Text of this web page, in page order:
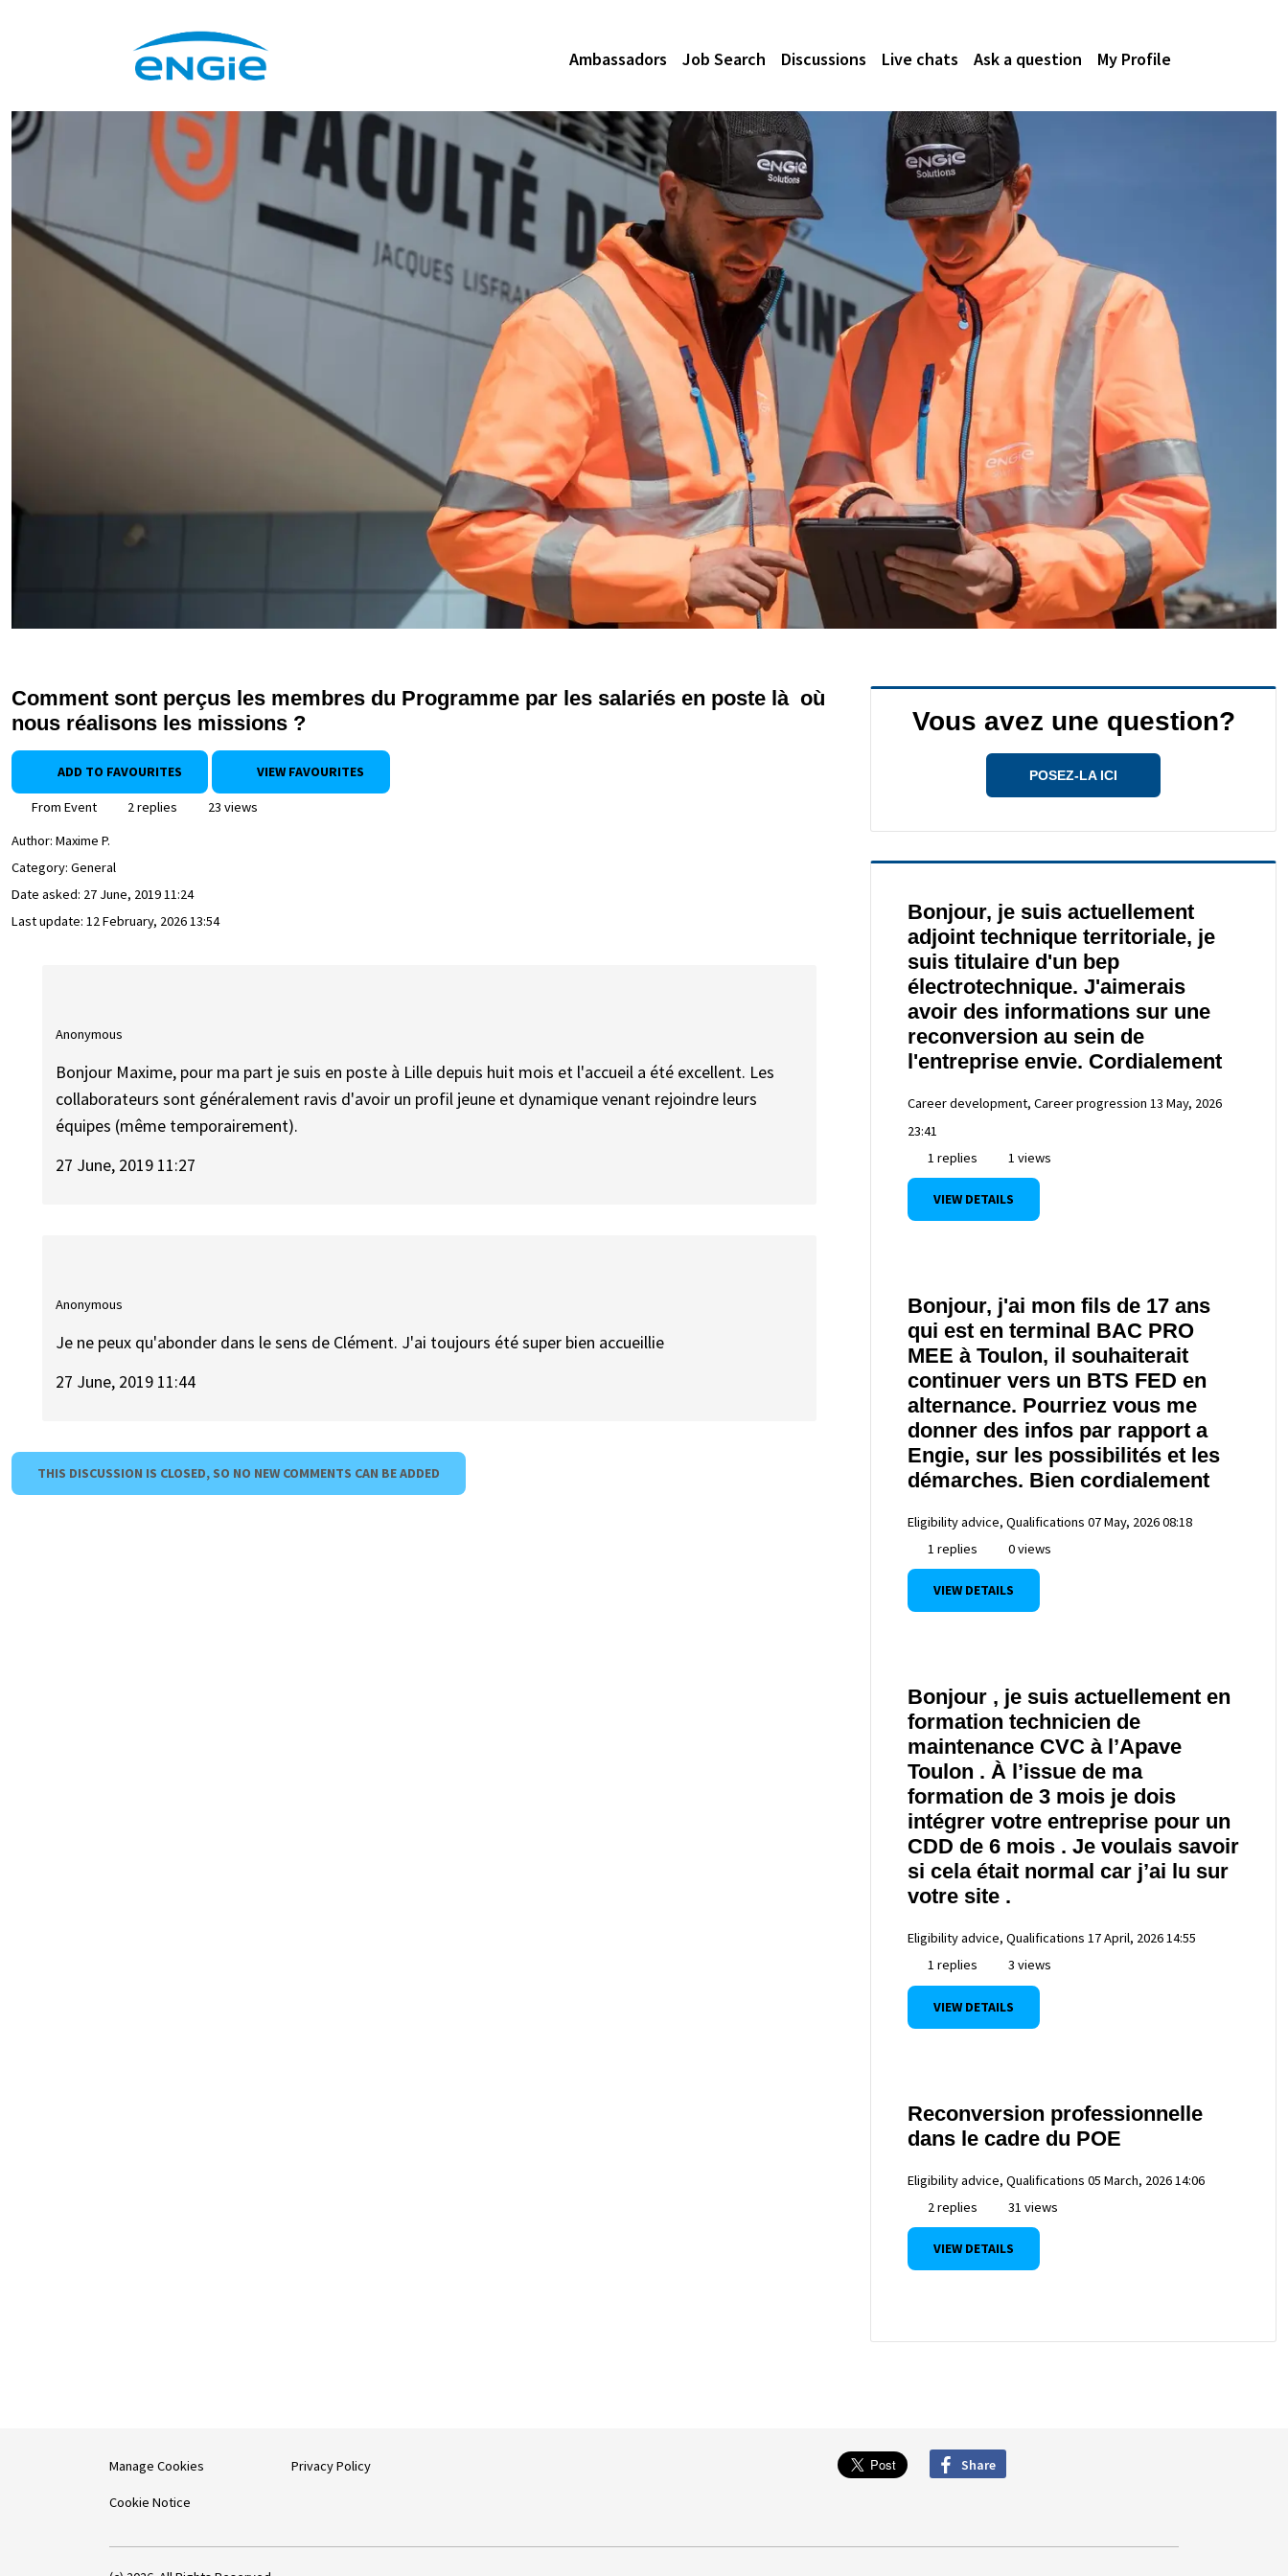
Ambassadors Job Search Discussions Live chats Ask a question My Profile
Comment sont perçus les membres du Programme par les salariés en poste là où
nous réalisons les missions ?
ADD TO FAVOURITES VIEW FAVOURITES
From Event 2 replies
23 views
Author: Maxime P.
Category: General
Date asked: 27 June, 2019 11:24
Last update: 12 February, 2026 13:54
Anonymous
Bonjour Maxime, pour ma part je suis en poste à Lille depuis huit mois et l'accueil a été excellent. Les
collaborateurs sont généralement ravis d'avoir un profil jeune et dynamique venant rejoindre leurs
équipes (même temporairement).
27 June, 2019 11:27
Anonymous
Je ne peux qu'abonder dans le sens de Clément. J'ai toujours été super bien accueillie
27 June, 2019 11:44
THIS DISCUSSION IS CLOSED, SO NO NEW COMMENTS CAN BE ADDED
Vous avez une question?
POSEZ-LA ICI
Bonjour, je suis actuellement
adjoint technique territoriale, je
suis titulaire d'un bep
électrotechnique. J'aimerais
avoir des informations sur une
reconversion au sein de
l'entreprise envie. Cordialement
Career development, Career progression 13 May, 2026
23:41
1 replies
1 views
VIEW DETAILS
Bonjour, j'ai mon fils de 17 ans
qui est en terminal BAC PRO
MEE à Toulon, il souhaiterait
continuer vers un BTS FED en
alternance. Pourriez vous me
donner des infos par rapport a
Engie, sur les possibilités et les
démarches. Bien cordialement
Eligibility advice, Qualifications 07 May, 2026 08:18
1 replies
0 views
VIEW DETAILS
Bonjour , je suis actuellement en
formation technicien de
maintenance CVC à l’Apave
Toulon . À l’issue de ma
formation de 3 mois je dois
intégrer votre entreprise pour un
CDD de 6 mois . Je voulais savoir
si cela était normal car j’ai lu sur
votre site .
Eligibility advice, Qualifications 17 April, 2026 14:55
1 replies
3 views
VIEW DETAILS
Reconversion professionnelle
dans le cadre du POE
Eligibility advice, Qualifications 05 March, 2026 14:06
2 replies
31 views
VIEW DETAILS
Manage Cookies
Cookie Notice
Privacy Policy Share